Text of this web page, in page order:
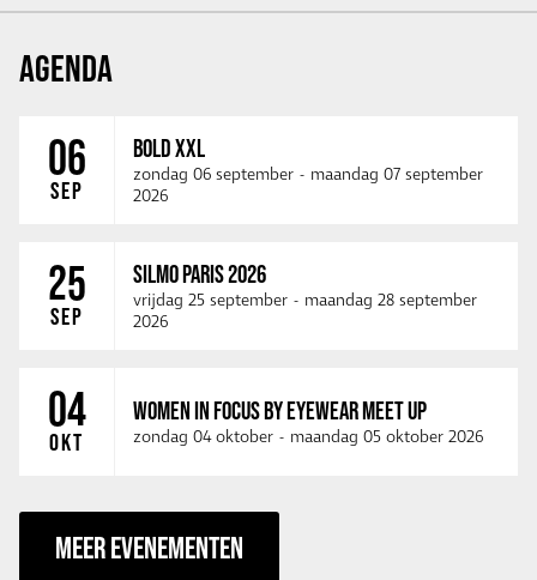
AGENDA
06
SEP
BOLD XXL
zondag 06 september - maandag 07 september
2026
25
SEP
SILMO PARIS 2026
vrijdag 25 september - maandag 28 september
2026
04
OKT
WOMEN IN FOCUS BY EYEWEAR MEET UP
zondag 04 oktober - maandag 05 oktober 2026
MEER EVENEMENTEN